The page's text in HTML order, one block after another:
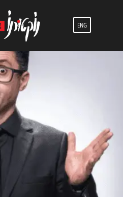
ENG